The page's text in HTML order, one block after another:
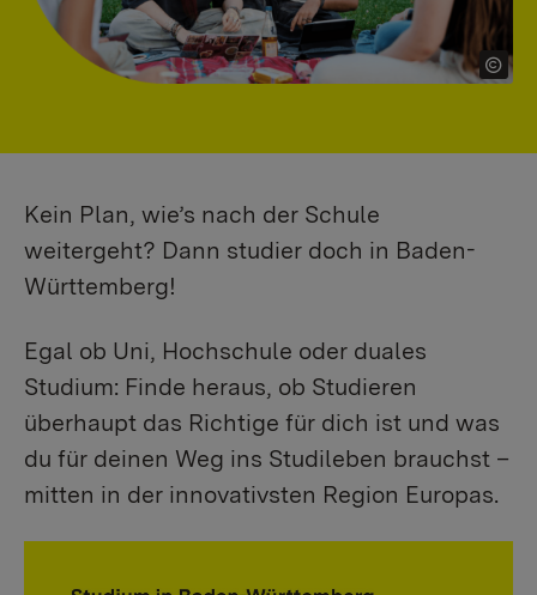
Kein Plan, wie’s nach der Schule
weitergeht? Dann studier doch in Baden-
Württemberg!
Egal ob Uni, Hochschule oder duales
Studium: Finde heraus, ob Studieren
überhaupt das Richtige für dich ist und was
du für deinen Weg ins Studileben brauchst –
mitten in der innovativsten Region Europas.